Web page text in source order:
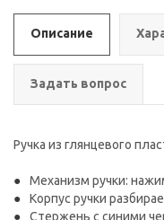
Описание
Задать вопрос
Ручка из глянцевого
Механизм ручки:
Корпус ручки
Стержень с синими